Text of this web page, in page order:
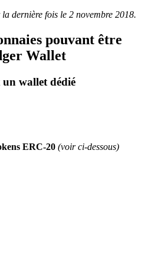
dernière fois le 2 novembre 2018.
pouvant être
Wallet
wallet dédié
ERC-20 (voir ci-dessous)